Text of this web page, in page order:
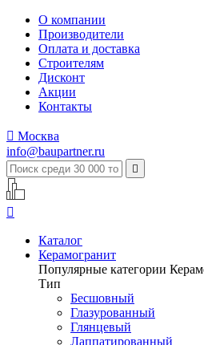
О компании
Производители
Оплата и доставка
Строителям
Дисконт
Акции
Контакты
 Москва
info@baupartner.ru


Каталог
Керамогранит
Популярные категории
Тип
Бесшовный
Глазурованный
Глянцевый
Лаппатированный